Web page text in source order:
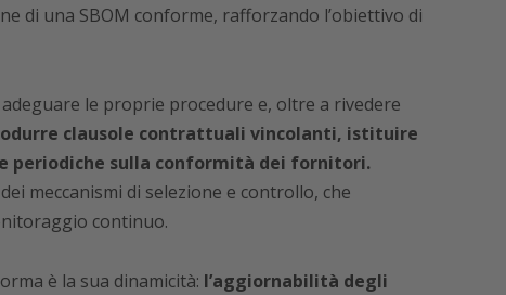
di una SBOM conforme, rafforzando l’obiettivo di
le proprie procedure e, oltre a rivedere
clausole contrattuali vincolanti, istituire
periodiche sulla conformità dei fornitori.
meccanismi di selezione e controllo, che
continuo.
è la sua dinamicità: l’aggiornabilità degli